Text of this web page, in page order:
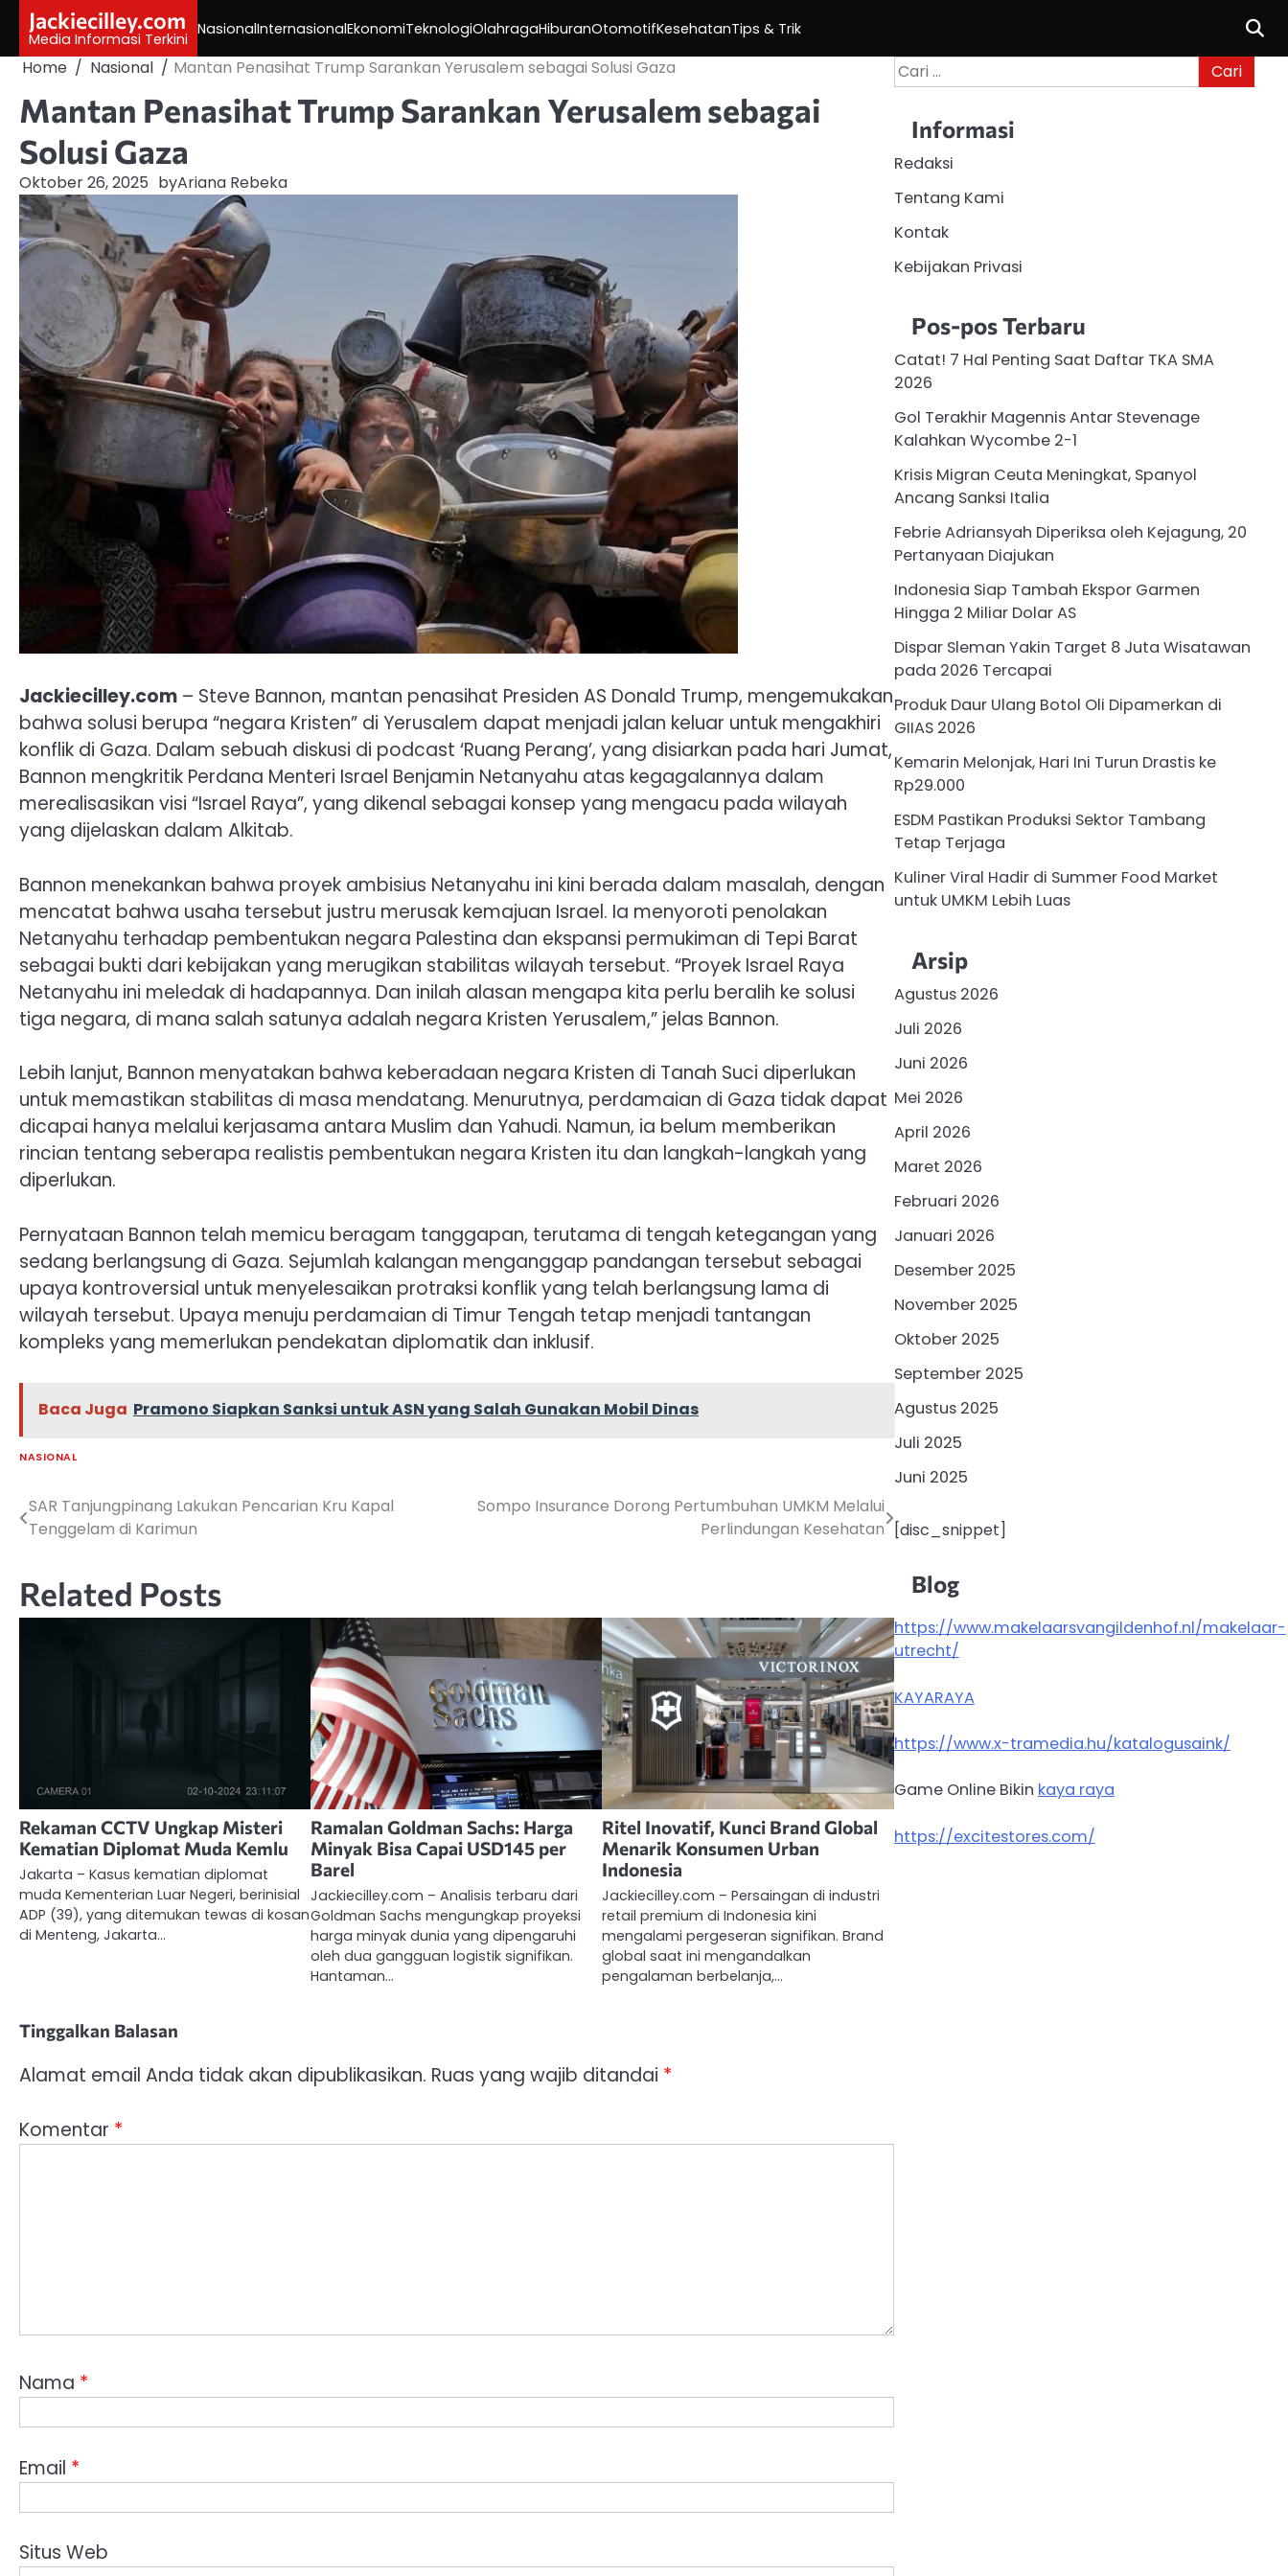
content
Jackiecilley.com
Media Informasi Terkini
NasionalInternasionalEkonomiTeknologiOlahragaHiburanOtomotifKesehatanTips & Trik
Home Nasional Mantan Penasihat Trump Sarankan Yerusalem sebagai Solusi Gaza
Mantan Penasihat Trump Sarankan Yerusalem sebagai
Solusi Gaza
Oktober 26, 2025 byAriana Rebeka
Jackiecilley.com – Steve Bannon, mantan penasihat Presiden AS Donald Trump, mengemukakan
bahwa solusi berupa “negara Kristen” di Yerusalem dapat menjadi jalan keluar untuk mengakhiri
konflik di Gaza. Dalam sebuah diskusi di podcast ‘Ruang Perang’, yang disiarkan pada hari Jumat,
Bannon mengkritik Perdana Menteri Israel Benjamin Netanyahu atas kegagalannya dalam
merealisasikan visi “Israel Raya”, yang dikenal sebagai konsep yang mengacu pada wilayah
yang dijelaskan dalam Alkitab.
Bannon menekankan bahwa proyek ambisius Netanyahu ini kini berada dalam masalah, dengan
mencatat bahwa usaha tersebut justru merusak kemajuan Israel. Ia menyoroti penolakan
Netanyahu terhadap pembentukan negara Palestina dan ekspansi permukiman di Tepi Barat
sebagai bukti dari kebijakan yang merugikan stabilitas wilayah tersebut. “Proyek Israel Raya
Netanyahu ini meledak di hadapannya. Dan inilah alasan mengapa kita perlu beralih ke solusi
tiga negara, di mana salah satunya adalah negara Kristen Yerusalem,” jelas Bannon.
Lebih lanjut, Bannon menyatakan bahwa keberadaan negara Kristen di Tanah Suci diperlukan
untuk memastikan stabilitas di masa mendatang. Menurutnya, perdamaian di Gaza tidak dapat
dicapai hanya melalui kerjasama antara Muslim dan Yahudi. Namun, ia belum memberikan
rincian tentang seberapa realistis pembentukan negara Kristen itu dan langkah-langkah yang
diperlukan.
Pernyataan Bannon telah memicu beragam tanggapan, terutama di tengah ketegangan yang
sedang berlangsung di Gaza. Sejumlah kalangan menganggap pandangan tersebut sebagai
upaya kontroversial untuk menyelesaikan protraksi konflik yang telah berlangsung lama di
wilayah tersebut. Upaya menuju perdamaian di Timur Tengah tetap menjadi tantangan
kompleks yang memerlukan pendekatan diplomatik dan inklusif.
Baca Juga Pramono Siapkan Sanksi untuk ASN yang Salah Gunakan Mobil Dinas
NASIONAL
Navigasi
SAR Tanjungpinang Lakukan Pencarian Kru Kapal
Tenggelam di Karimun
Sompo Insurance Dorong Pertumbuhan UMKM Melalui
Perlindungan Kesehatan
Related Posts
Rekaman CCTV Ungkap Misteri
Kematian Diplomat Muda Kemlu
Jakarta – Kasus kematian diplomat
muda Kementerian Luar Negeri, berinisial
ADP (39), yang ditemukan tewas di kosan
di Menteng, Jakarta…
Ramalan Goldman Sachs: Harga
Minyak Bisa Capai USD145 per
Barel
Jackiecilley.com – Analisis terbaru dari
Goldman Sachs mengungkap proyeksi
harga minyak dunia yang dipengaruhi
oleh dua gangguan logistik signifikan.
Hantaman…
Ritel Inovatif, Kunci Brand Global
Menarik Konsumen Urban
Indonesia
Jackiecilley.com – Persaingan di industri
retail premium di Indonesia kini
mengalami pergeseran signifikan. Brand
global saat ini mengandalkan
pengalaman berbelanja,…
Tinggalkan Balasan
Alamat email Anda tidak akan dipublikasikan. Ruas yang wajib ditandai *
Komentar *
Nama *
Email *
Situs Web
Cari
untuk:
Informasi
Redaksi
Tentang Kami
Kontak
Kebijakan Privasi
Pos-pos Terbaru
Catat! 7 Hal Penting Saat Daftar TKA SMA
2026
Gol Terakhir Magennis Antar Stevenage
Kalahkan Wycombe 2-1
Krisis Migran Ceuta Meningkat, Spanyol
Ancang Sanksi Italia
Febrie Adriansyah Diperiksa oleh Kejagung, 20
Pertanyaan Diajukan
Indonesia Siap Tambah Ekspor Garmen
Hingga 2 Miliar Dolar AS
Dispar Sleman Yakin Target 8 Juta Wisatawan
pada 2026 Tercapai
Produk Daur Ulang Botol Oli Dipamerkan di
GIIAS 2026
Kemarin Melonjak, Hari Ini Turun Drastis ke
Rp29.000
ESDM Pastikan Produksi Sektor Tambang
Tetap Terjaga
Kuliner Viral Hadir di Summer Food Market
untuk UMKM Lebih Luas
Arsip
Agustus 2026
Juli 2026
Juni 2026
Mei 2026
April 2026
Maret 2026
Februari 2026
Januari 2026
Desember 2025
November 2025
Oktober 2025
September 2025
Agustus 2025
Juli 2025
Juni 2025
[disc_snippet]
Blog
https://www.makelaarsvangildenhof.nl/makelaar-
utrecht/
KAYARAYA
https://www.x-tramedia.hu/katalogusaink/
Game Online Bikin kaya raya
https://excitestores.com/